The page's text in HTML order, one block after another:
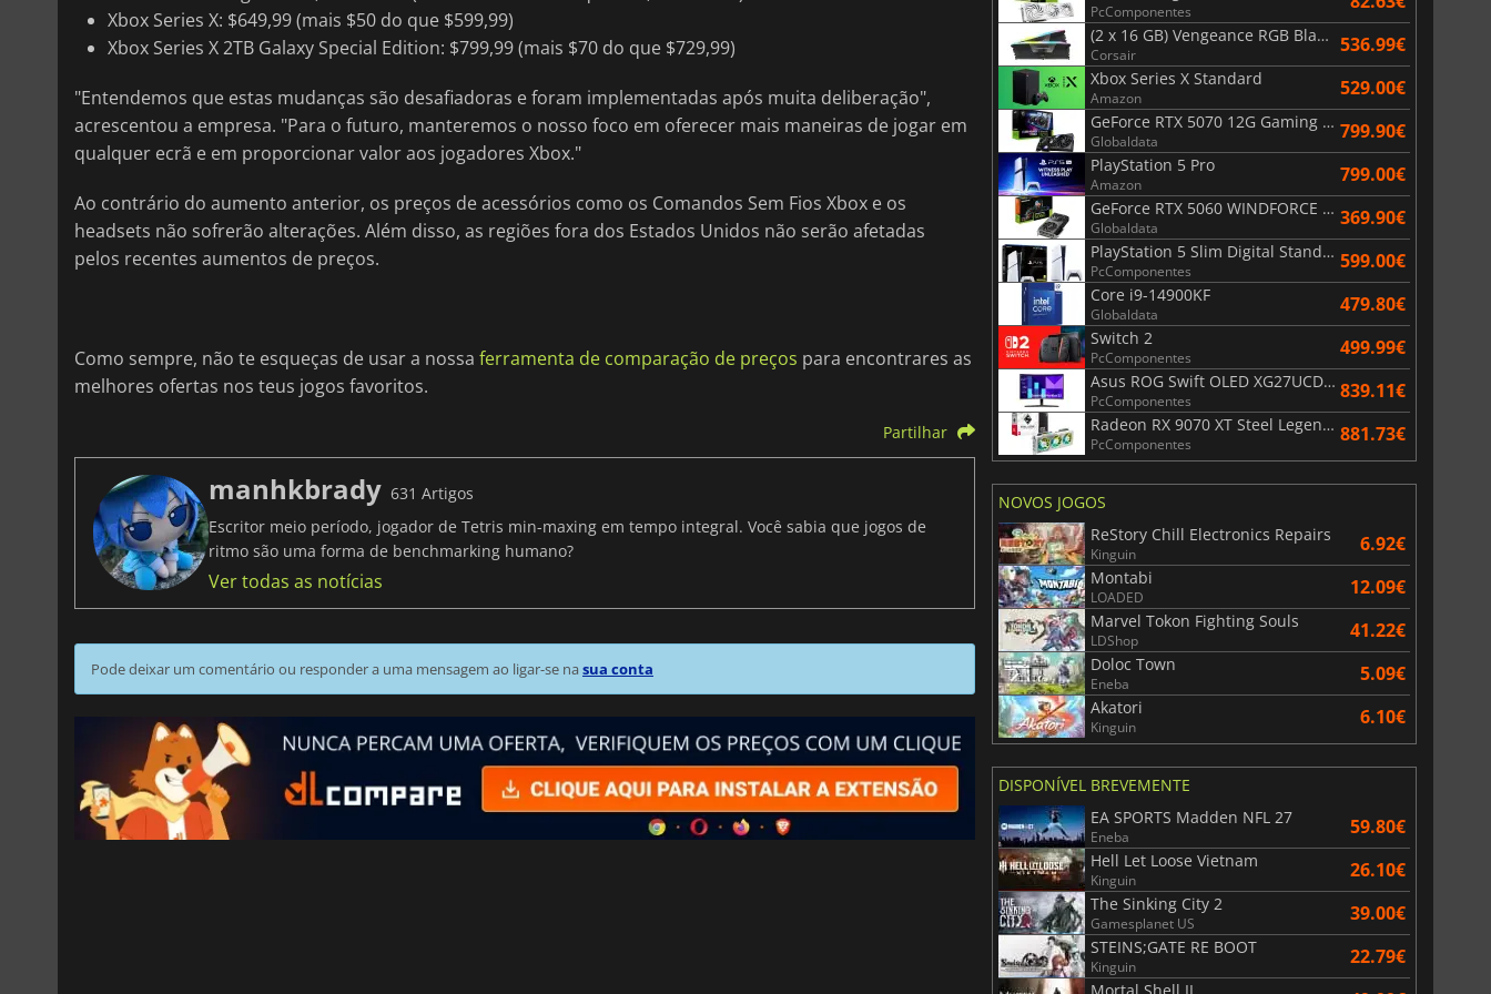
Xbox Series X: $649,99 (mais $50 do que $599,99)
Xbox Series X 2TB Galaxy Special Edition: $799,99 (mais $70 do que $729,99)
"Entendemos que estas mudanças são desafiadoras e foram implementadas após muita deliberação",
acrescentou a empresa. "Para o futuro, manteremos o nosso foco em oferecer mais maneiras de jogar em
qualquer ecrã e em proporcionar valor aos jogadores Xbox."
Ao contrário do aumento anterior, os preços de acessórios como os Comandos Sem Fios Xbox e os
headsets não sofrerão alterações. Além disso, as regiões fora dos Estados Unidos não serão afetadas
pelos recentes aumentos de preços.
Como sempre, não te esqueças de usar a nossa ferramenta de comparação de preços para encontrares as
melhores ofertas nos teus jogos favoritos.
Partilhar
manhkbrady 631 Artigos
Escritor meio período, jogador de Tetris min-maxing em tempo integral. Você sabia que jogos de
ritmo são uma forma de benchmarking humano?
Ver todas as notícias
Pode deixar um comentário ou responder a uma mensagem ao ligar-se nasua conta
PcComponentes
(2 x 16 GB) Vengeance RGB Black AMD Expo 6000 MHz - CAS 30
Corsair 536.99€
Xbox Series X Standard
Amazon 529.00€
GeForce RTX 5070 12G Gaming Trio OC Black
Globaldata 799.90€
PlayStation 5 Pro
Amazon 799.00€
GeForce RTX 5060 WINDFORCE OC 8G
Globaldata 369.90€
PlayStation 5 Slim Digital Standard
PcComponentes 599.00€
Core i9-14900KF
Globaldata 479.80€
Switch 2
PcComponentes 499.99€
Asus ROG Swift OLED XG27UCDMG
PcComponentes 839.11€
Radeon RX 9070 XT Steel Legend 16GB
PcComponentes 881.73€
NOVOS JOGOS
ReStory Chill Electronics Repairs
Kinguin 6.92€
Montabi
LOADED 12.09€
Marvel Tokon Fighting Souls
LDShop 41.22€
Doloc Town
Eneba 5.09€
Akatori
Kinguin 6.10€
DISPONÍVEL BREVEMENTE
EA SPORTS Madden NFL 27
Eneba 59.80€
Hell Let Loose Vietnam
Kinguin 26.10€
The Sinking City 2
Gamesplanet US 39.00€
STEINS;GATE RE BOOT
Kinguin 22.79€